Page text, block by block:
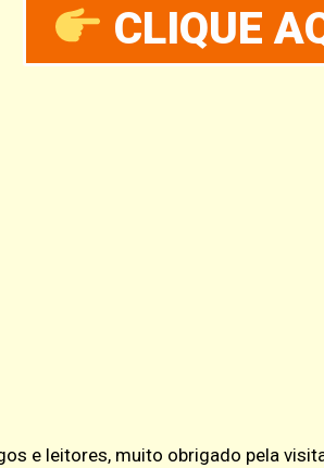
CLIQUE
e leitores, muito obrigado pela